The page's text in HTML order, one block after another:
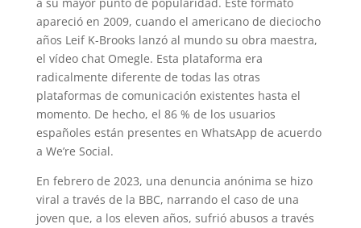
apareció en 2009, cuando el americano de dieciocho
años Leif K-Brooks lanzó al mundo su obra maestra,
el vídeo chat Omegle. Esta plataforma era
radicalmente diferente de todas las otras
plataformas de comunicación existentes hasta el
momento. De hecho, el 86 % de los usuarios
españoles están presentes en WhatsApp de acuerdo
a We’re Social.
En febrero de 2023, una denuncia anónima se hizo
viral a través de la BBC, narrando el caso de una
joven que, a los eleven años, sufrió abusos a través